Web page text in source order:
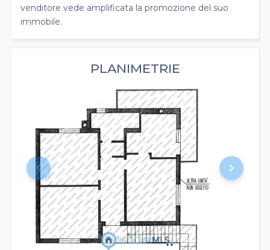
venditore vede amplificata la promozione del suo
immobile.
PLANIMETRIE
keyboard_arrow_left keyboard_arrow_right